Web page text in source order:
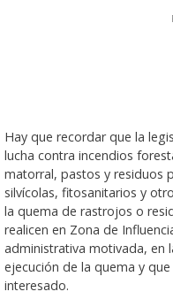
Hay que recordar que la
lucha contra incendios
matorral, pastos y residuos
silvícolas, fitosanitarios y
la quema de rastrojos o
realicen en Zona de
administrativa motivada, en
ejecución de la quema y
interesado.